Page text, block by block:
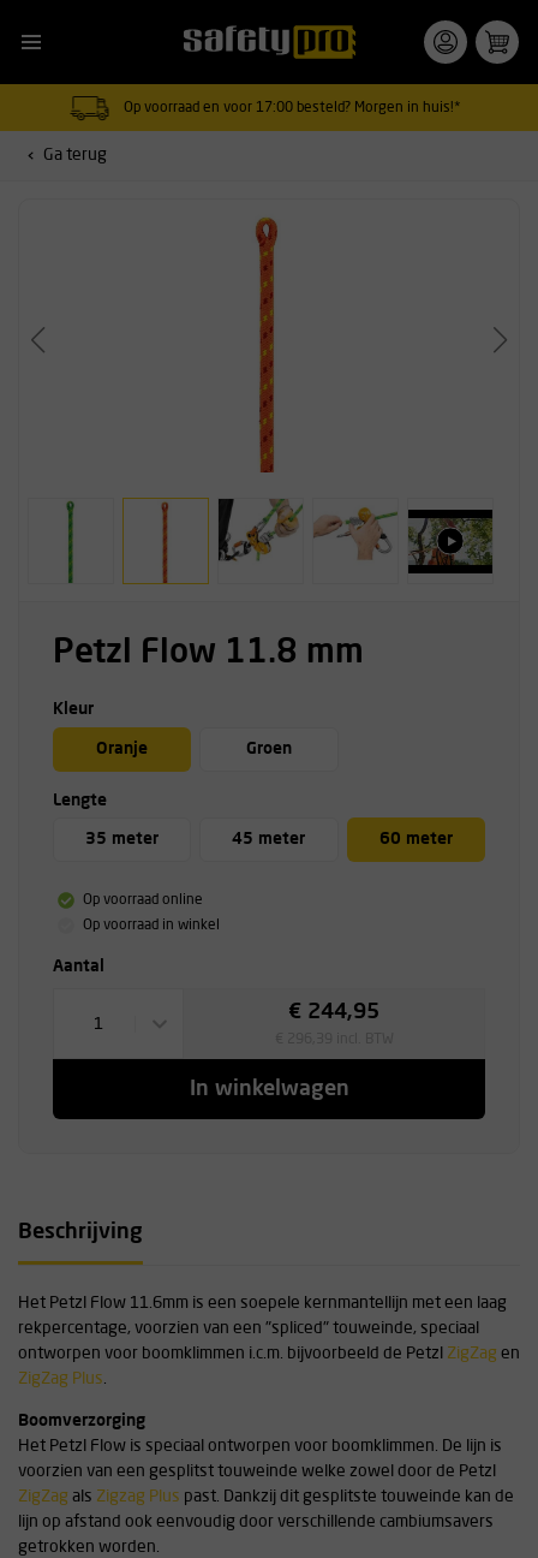
Op voorraad en voor 17:00 besteld? Morgen in huis!*
Ga terug
Petzl Flow 11.8 mm
Kleur
Oranje Groen
Lengte
35 meter 45 meter 60 meter
Op voorraad online
Op voorraad in winkel
Aantal
1
€ 244,95
In winkelwagen
Beschrijving
Het Petzl Flow 11.6mm is een soepele kernmantellijn met een laag
rekpercentage, voorzien van een "spliced" touweinde, speciaal
ontworpen voor boomklimmen i.c.m. bijvoorbeeld de Petzl ZigZag en
ZigZag Plus.
Boomverzorging
Het Petzl Flow is speciaal ontworpen voor boomklimmen. De lijn is
voorzien van een gesplitst touweinde welke zowel door de Petzl
ZigZag als Zigzag Plus past. Dankzij dit gesplitste touweinde kan de
lijn op afstand ook eenvoudig door verschillende cambiumsavers
getrokken worden.